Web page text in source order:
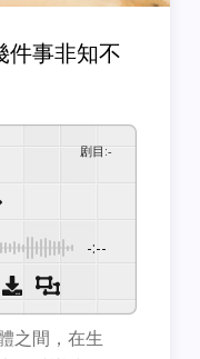
件事非知不
剧目 :-
-:--
之間，在生